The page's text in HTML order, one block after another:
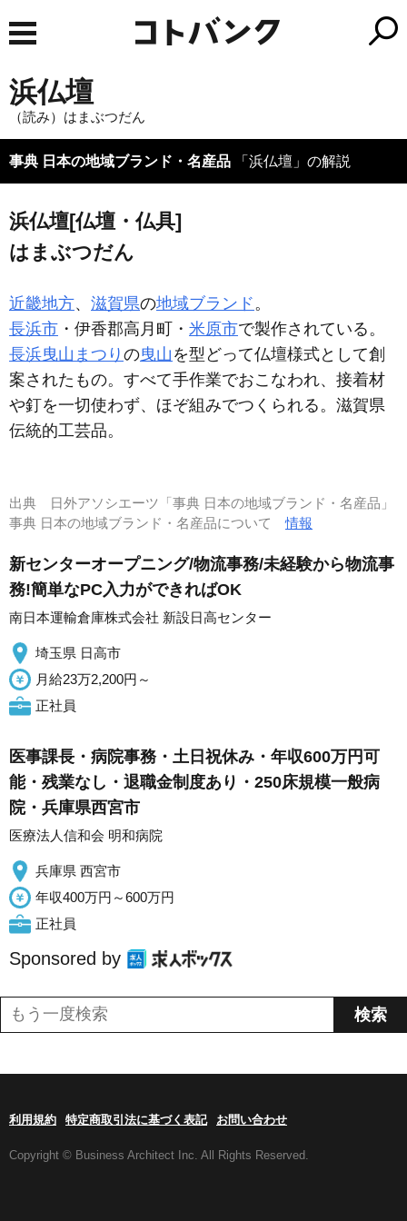
浜仏壇
（読み）はまぶつだん
事典 日本の地域ブランド・名産品 「浜仏壇」の解説
浜仏壇[仏壇・仏具]
はまぶつだん
近畿地方、 滋賀県の地域ブランド。
長浜市 ・伊香郡高月町・ 米原市で製作されている。
長浜曳山まつり の曳山 を型どって仏壇様式として創
案されたもの。すべて手作業でおこなわれ、接着材
や釘を一切使わず、ほぞ組みでつくられる。滋賀県
伝統的工芸品。
出典
日外アソシエーツ「事典 日本の地域ブランド・名産品」
事典 日本の地域ブランド・名産品について情報
新センターオープニング/物流事務/未経験から物流事
務!簡単なPC入力ができればOK
南日本運輸倉庫株式会社 新設日高センター
埼玉県 日高市
月給23万2,200円～
正社員
医事課長・病院事務・土日祝休み・年収600万円可
能・残業なし・退職金制度あり・250床規模一般病
院・兵庫県西宮市
医療法人信和会 明和病院
兵庫県 西宮市
年収400万円～600万円
正社員
Sponsored by
利用規約 特定商取引法に基づく表記 お問い合わせ
Copyright © Business Architect Inc. All Rights Reserved.